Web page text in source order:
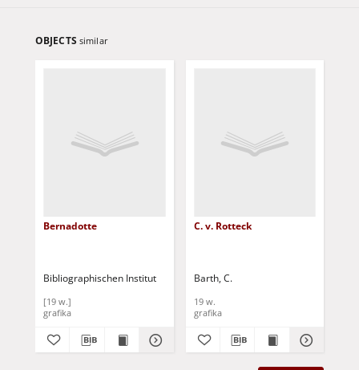
OBJECTS similar
Bernadotte
Bibliographischen Institut
[19 w.]
grafika
C. v. Rotteck
Barth, C.
19 w.
grafika